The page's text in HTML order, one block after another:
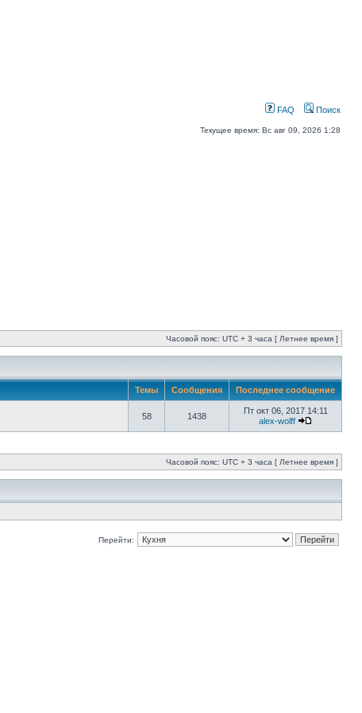
FAQ Поиск
Текущее время: Вс авг 09, 2026 1:28
Часовой пояс: UTC + 3 часа [ Летнее время ]
Темы Сообщения Последнее сообщение
58 1438
Пт окт 06, 2017 14:11
alex-wolff
Часовой пояс: UTC + 3 часа [ Летнее время ]
Перейти: